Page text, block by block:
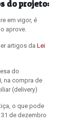
do projeto:
em vigor, é
aprove.
artigos da Lei
do
na compra de
(delivery)
o que pode
de dezembro